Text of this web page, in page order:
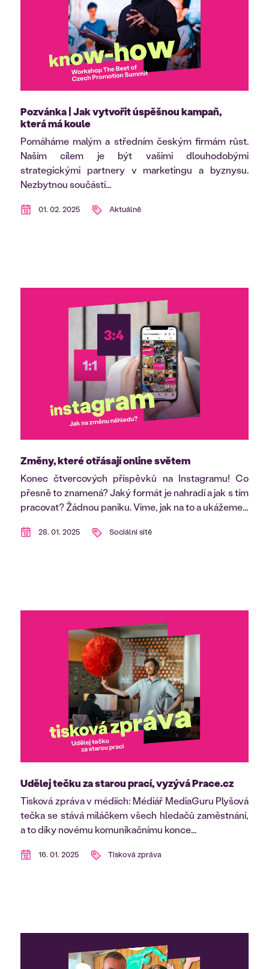
Pozvánka | Jak vytvořit úspěšnou kampaň,
která má koule
Pomáháme malým a středním českým firmám růst.
Naším cílem je být vašimi dlouhodobými
strategickými partnery v marketingu a byznysu.
Nezbytnou součástí...
01. 02. 2025 Aktuálně
Změny, které otřásají online světem
Konec čtvercových příspěvků na Instagramu! Co
přesně to znamená? Jaký formát je nahradí a jak s tím
pracovat? Žádnou paniku. Víme, jak na to a ukážeme...
28. 01. 2025 Sociální sítě
Udělej tečku za starou prací, vyzývá Prace.cz
Tisková zpráva v médiích: Médiář MediaGuru Plyšová
tečka se stává miláčkem všech hledačů zaměstnání,
a to díky novému komunikačnímu konce...
16. 01. 2025 Tisková zpráva